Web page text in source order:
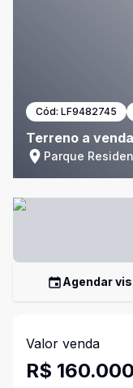
Cód: LF9482745
Terreno a
Parque
Agendar
Valor venda
R$